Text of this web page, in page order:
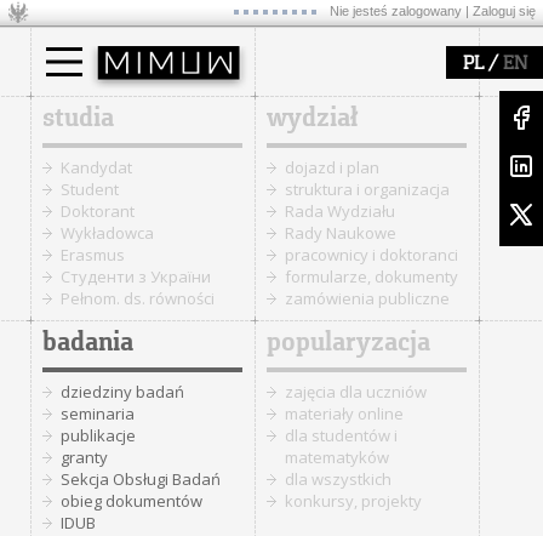
Nie jesteś zalogowany | Zaloguj się
PL/ EN
studia
Kandydat
Student
Doktorant
Wykładowca
Erasmus
Cтуденти з України
Pełnom. ds. równości
wydział
dojazd i plan
struktura i organizacja
Rada Wydziału
Rady Naukowe
pracownicy i doktoranci
formularze, dokumenty
zamówienia publiczne
badania
dziedziny badań
seminaria
publikacje
granty
Sekcja Obsługi Badań
obieg dokumentów
IDUB
popularyzacja
zajęcia dla uczniów
materiały online
dla studentów i
matematyków
dla wszystkich
konkursy, projekty